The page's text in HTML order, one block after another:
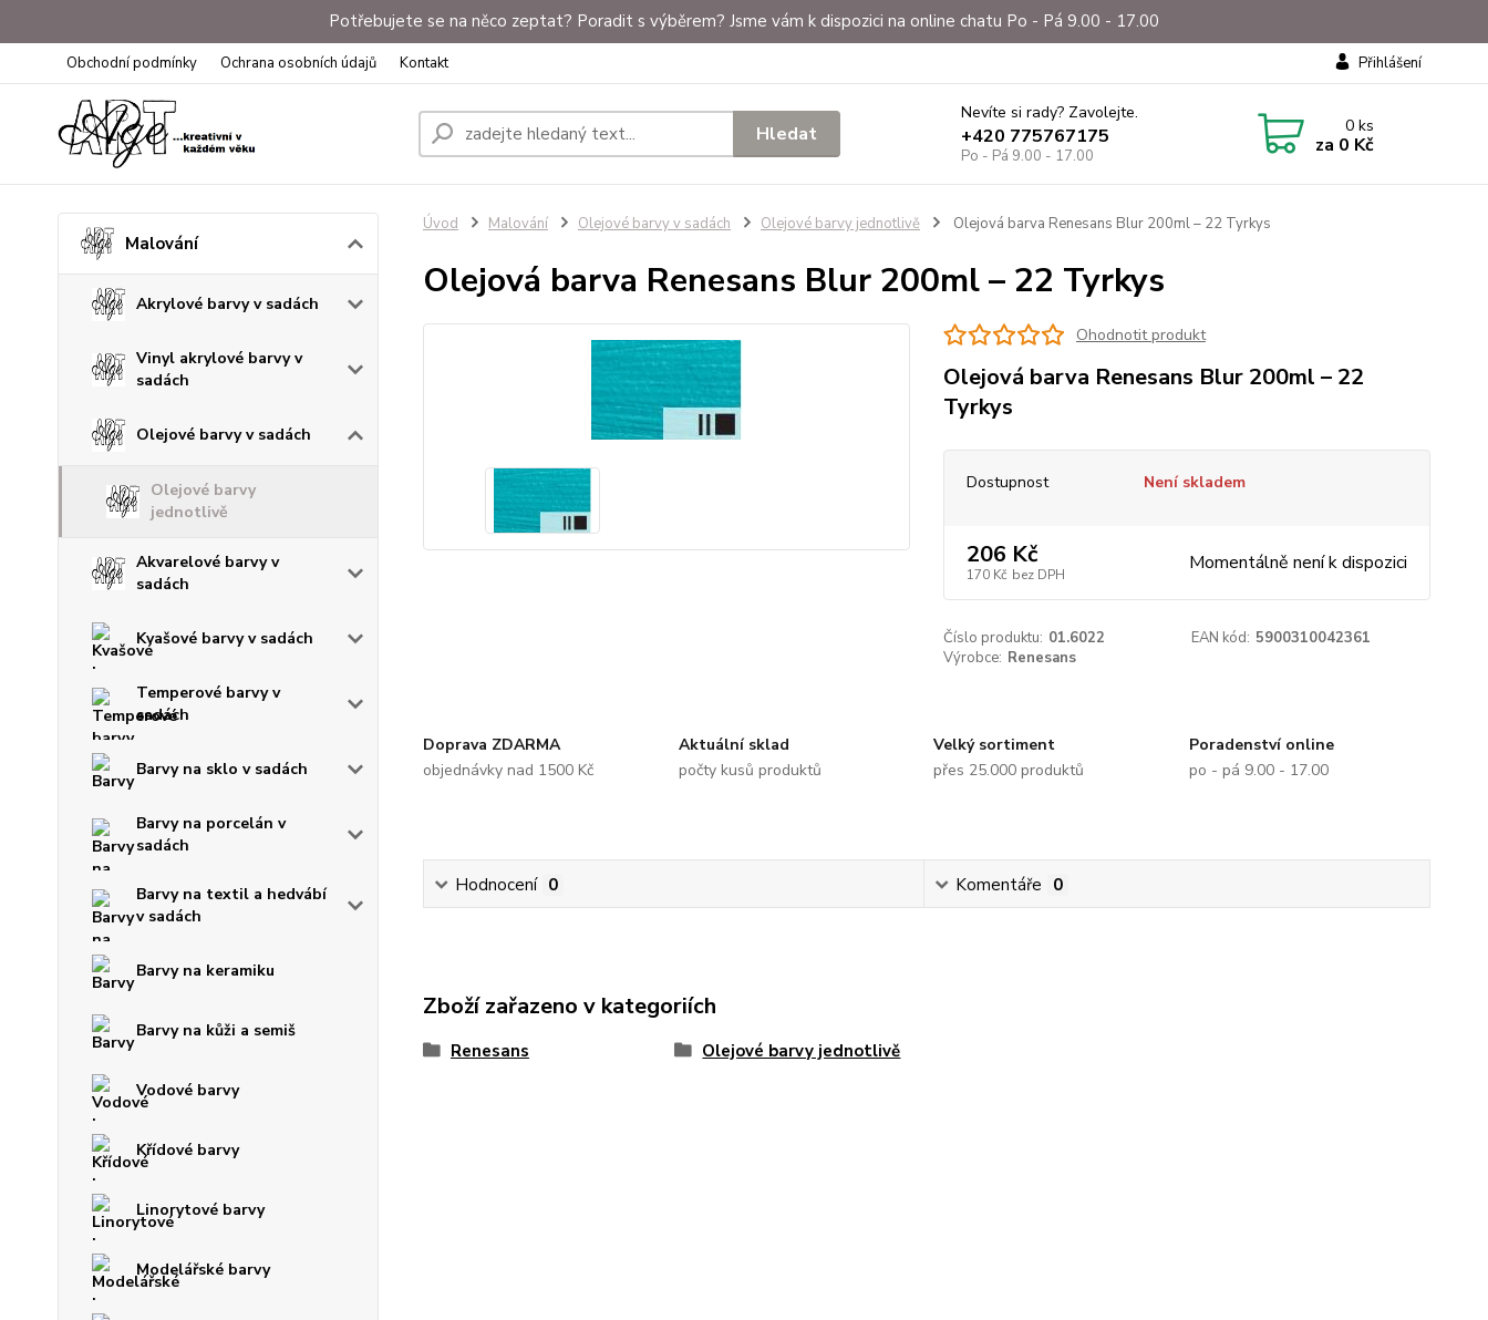
Potřebujete se na něco zeptat? Poradit s výběrem? Jsme vám k dispozici na online chatu Po - Pá 9.00 - 17.00
Obchodní podmínky Ochrana osobních údajů Kontakt Přihlášení
Hledat
Nevíte si rady? Zavolejte.
+420 775767175
Po - Pá 9.00 - 17.00
0ks
za 0 Kč
Malování
Akrylové barvy v sadách
Vinyl akrylové barvy v
sadách
Olejové barvy v sadách
Olejové barvy
jednotlivě
Akvarelové barvy v
sadách
Kvašové barvy v sadách
Temperové barvy v
sadách
Barvy na sklo v sadách
Barvy na porcelán v
sadách
Barvy na textil a hedvábí
v sadách
Barvy na keramiku
Barvy na kůži a semiš
Vodové barvy
Křídové barvy
Linorytové barvy
Modelářské barvy
Úvod Malování Olejové barvy v sadách Olejové barvy jednotlivě Olejová barva Renesans Blur 200ml – 22 Tyrkys
Olejová barva Renesans Blur 200ml – 22 Tyrkys
Ohodnotit produkt
Olejová barva Renesans Blur 200ml – 22
Tyrkys
Dostupnost Není skladem
206 Kč
170 Kč bez DPH Momentálně není k dispozici
Číslo produktu: 01.6022 EAN kód: 5900310042361
Výrobce: Renesans
Doprava ZDARMA
objednávky nad 1500 Kč
Aktuální sklad
počty kusů produktů
Velký sortiment
přes 25.000 produktů
Poradenství online
po - pá 9.00 - 17.00
Hodnocení 0 Komentáře 0
Zboží zařazeno v kategoriích
Renesans Olejové barvy jednotlivě